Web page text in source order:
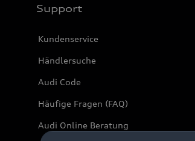
Support
Kundenservice
Händlersuche
Audi Code
Häufige Fragen (FAQ)
Audi Online Beratung